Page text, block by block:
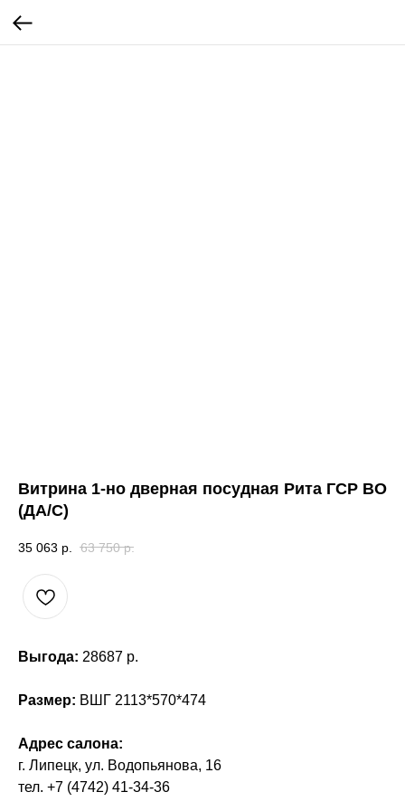
Витрина 1-но дверная посудная Рита ГСР ВО
(ДА/С)
35 063 р. 63 750 р.
Выгода: 28687 р.
Размер: ВШГ 2113*570*474
Адрес салона:
г. Липецк, ул. Водопьянова, 16
тел. +7 (4742) 41-34-36